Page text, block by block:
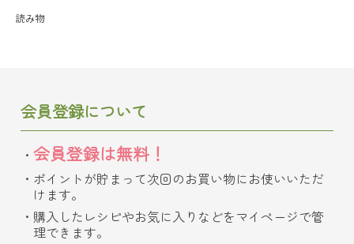
読み物
会員登録について
会員登録は無料！
ポイントが貯まって次回のお買い物にお使いいただ
けます。
購入したレシピやお気に入りなどをマイページで管
理できます。